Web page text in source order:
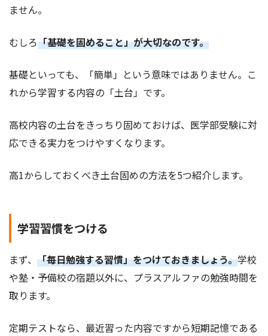
ません。
むしろ「基礎を固めること」が大切なのです。
基礎といっても、「簡単」という意味ではありません。こ
れから学習する内容の「土台」です。
高校内容の土台をきっちり固めておけば、医学部受験に対
応できる実力をつけやすくなります。
高1からしておくべき土台固めの方法を5つ紹介します。
学習習慣をつける
まず、 「毎日勉強する習慣」をつけておきましょう。学校
や塾・予備校の宿題以外に、プラスアルファの勉強時間を
取ります。
定期テストなら、最近習った内容ですから短期記憶である